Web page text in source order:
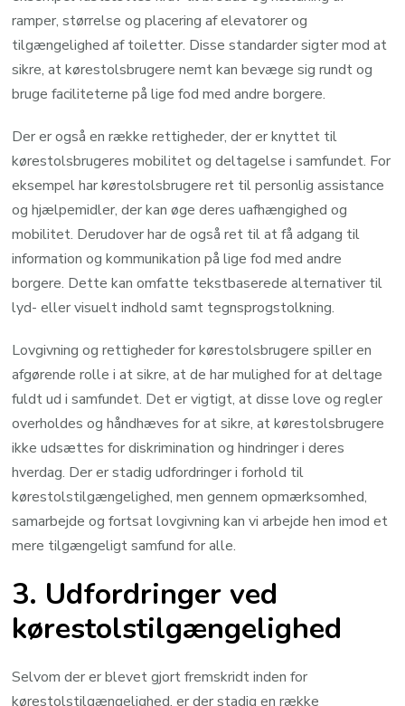
ramper, størrelse og placering af elevatorer og
tilgængelighed af toiletter. Disse standarder sigter mod at
sikre, at kørestolsbrugere nemt kan bevæge sig rundt og
bruge faciliteterne på lige fod med andre borgere.
Der er også en række rettigheder, der er knyttet til
kørestolsbrugeres mobilitet og deltagelse i samfundet. For
eksempel har kørestolsbrugere ret til personlig assistance
og hjælpemidler, der kan øge deres uafhængighed og
mobilitet. Derudover har de også ret til at få adgang til
information og kommunikation på lige fod med andre
borgere. Dette kan omfatte tekstbaserede alternativer til
lyd- eller visuelt indhold samt tegnsprogstolkning.
Lovgivning og rettigheder for kørestolsbrugere spiller en
afgørende rolle i at sikre, at de har mulighed for at deltage
fuldt ud i samfundet. Det er vigtigt, at disse love og regler
overholdes og håndhæves for at sikre, at kørestolsbrugere
ikke udsættes for diskrimination og hindringer i deres
hverdag. Der er stadig udfordringer i forhold til
kørestolstilgængelighed, men gennem opmærksomhed,
samarbejde og fortsat lovgivning kan vi arbejde hen imod et
mere tilgængeligt samfund for alle.
3. Udfordringer ved
kørestolstilgængelighed
Selvom der er blevet gjort fremskridt inden for
kørestolstilgængelighed, er der stadig en række